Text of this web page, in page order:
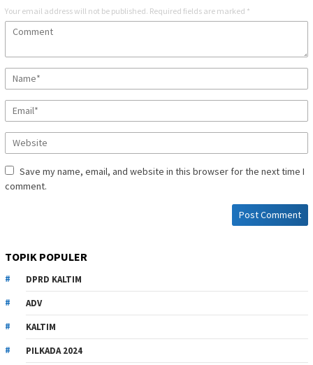
Your email address will not be published. Required fields are marked *
Save my name, email, and website in this browser for the next time I
comment.
TOPIK POPULER
DPRD KALTIM
ADV
KALTIM
PILKADA 2024